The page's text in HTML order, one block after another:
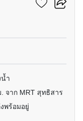
น้ำ
. จาก MRT สุทธิสาร
พร้อมอยู่